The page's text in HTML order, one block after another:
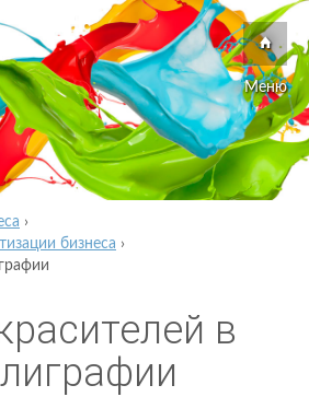
Меню
›
бизнеса ›
в